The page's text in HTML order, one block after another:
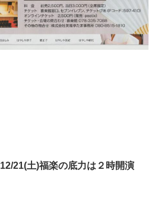
12/21(土)福楽の底力は２時開演